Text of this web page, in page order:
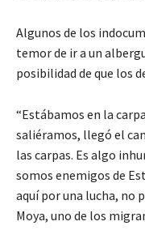
Algunos de los
temor de ir a un
posibilidad de que los
“Estábamos en la
saliéramos, llegó el
las carpas. Es algo
somos enemigos de
aquí por una lucha, no
Moya, uno de los